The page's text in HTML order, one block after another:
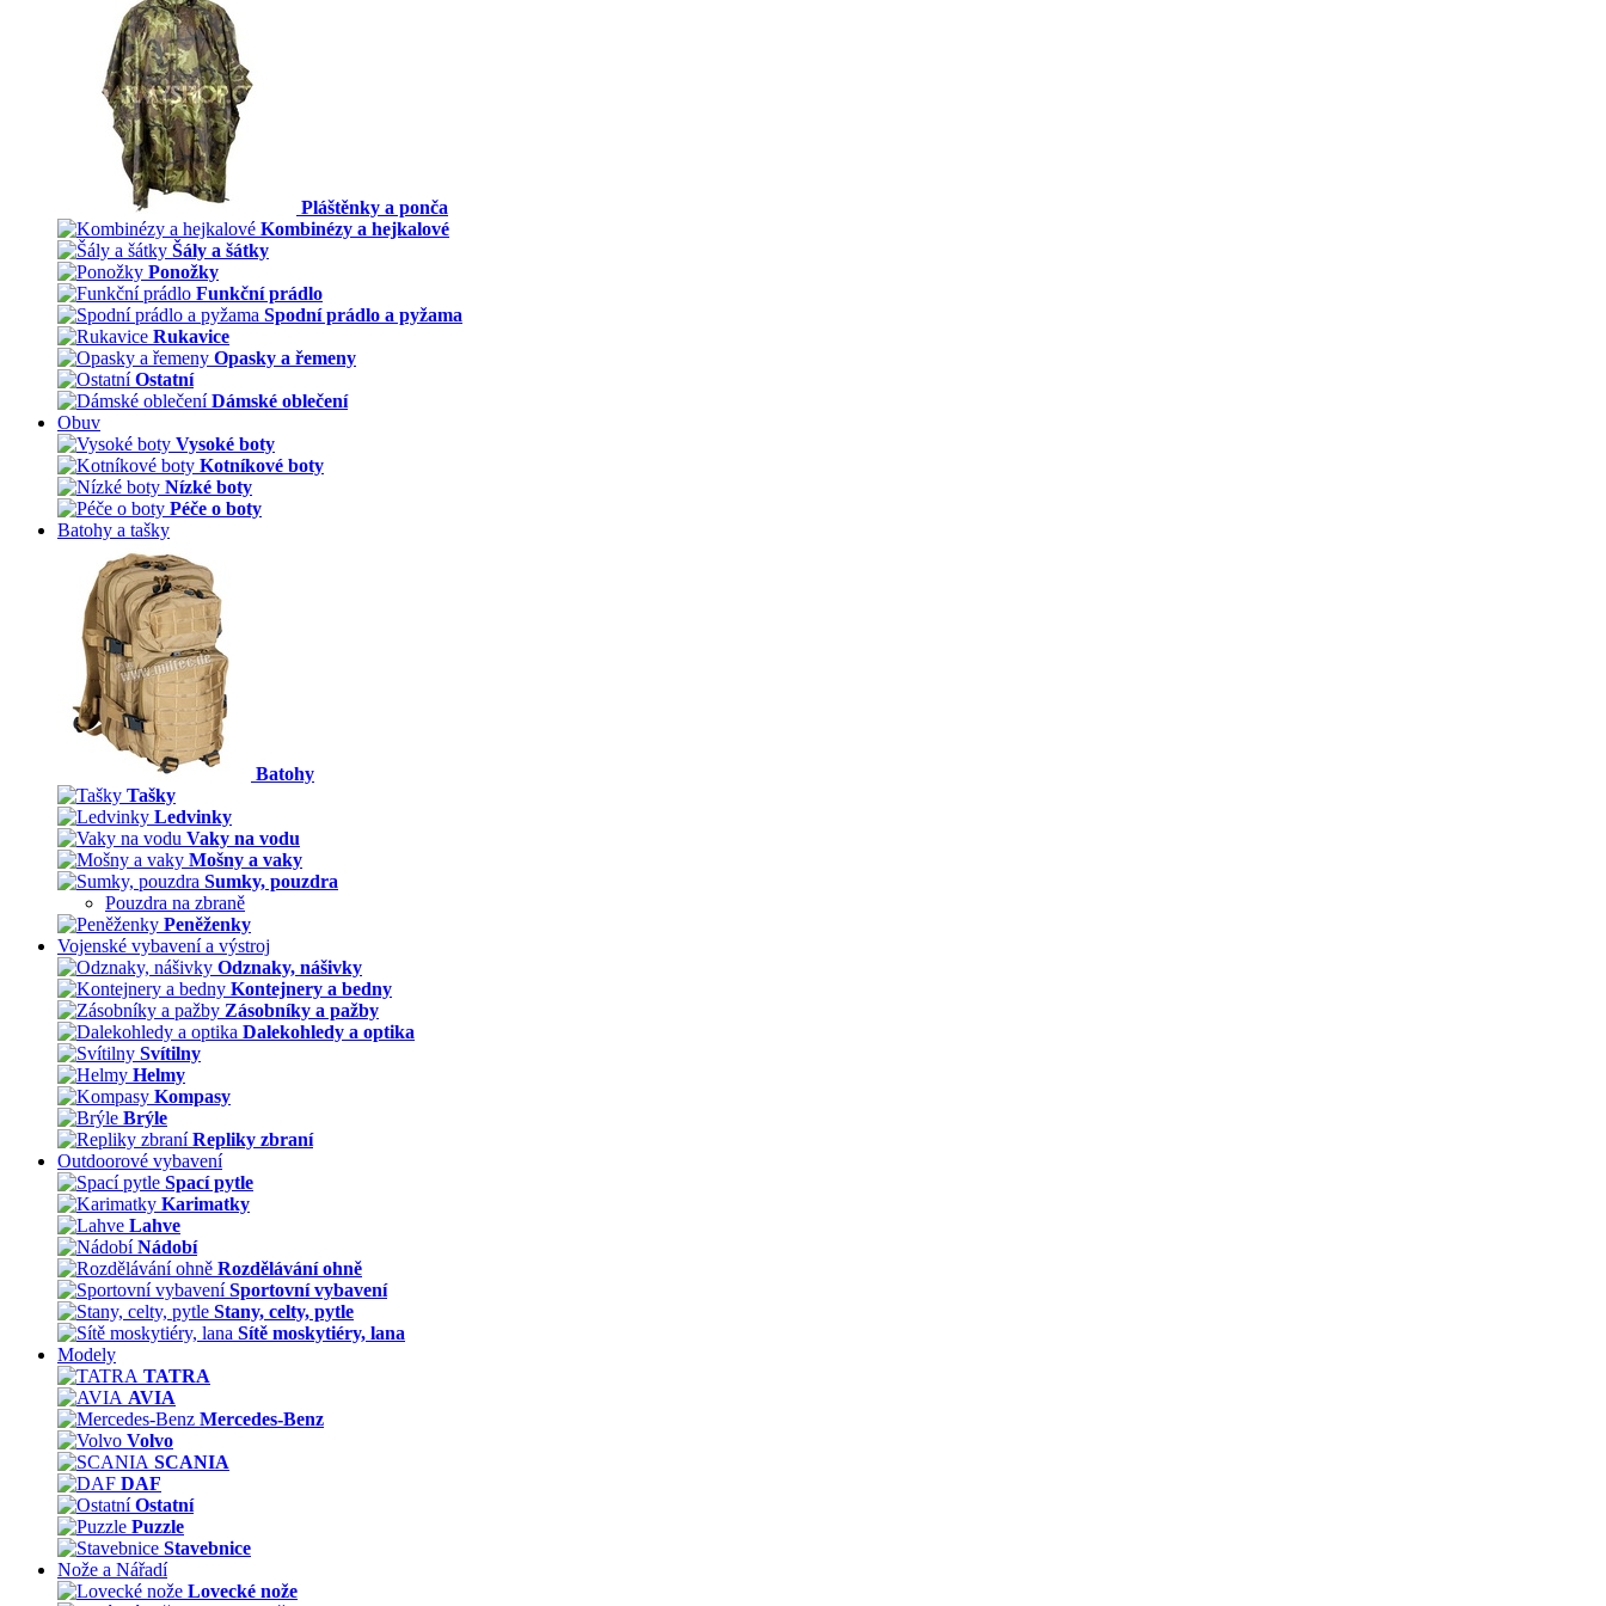
Pláštěnky a ponča
Kombinézy a hejkalové
Šály a šátky
Ponožky
Funkční prádlo
Spodní prádlo a pyžama
Rukavice
Opasky a řemeny
Ostatní
Dámské oblečení
Obuv
Vysoké boty
Kotníkové boty
Nízké boty
Péče o boty
Batohy a tašky
Batohy
Tašky
Ledvinky
Vaky na vodu
Mošny a vaky
Sumky, pouzdra
Pouzdra na zbraně
Peněženky
Vojenské vybavení a výstroj
Odznaky, nášivky
Kontejnery a bedny
Zásobníky a pažby
Dalekohledy a optika
Svítilny
Helmy
Kompasy
Brýle
Repliky zbraní
Outdoorové vybavení
Spací pytle
Karimatky
Lahve
Nádobí
Rozdělávání ohně
Sportovní vybavení
Stany, celty, pytle
Sítě moskytiéry, lana
Modely
TATRA
AVIA
Mercedes-Benz
Volvo
SCANIA
DAF
Ostatní
Puzzle
Stavebnice
Nože a Nářadí
Lovecké nože